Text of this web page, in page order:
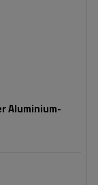
Aluminium-